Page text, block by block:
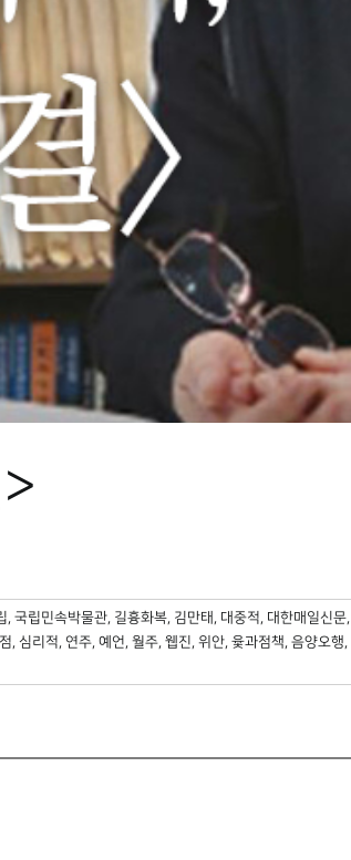
, 국립민속박물관, 길흉화복, 김만태 , 대중적, 대한매일신문,
, 심리적, 연주, 예언, 월주, 웹진, 위안, 윷과점책, 음양오행,